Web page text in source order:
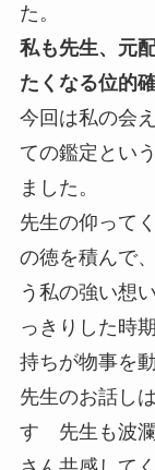
た。
私も先生、元
たくなる位的
今回は私の会
ての鑑定とい
ました。
先生の仰って
の徳を積んで
う私の強い想
っきりした時
持ちが物事を
先生のお話し
す 先生も波瀾